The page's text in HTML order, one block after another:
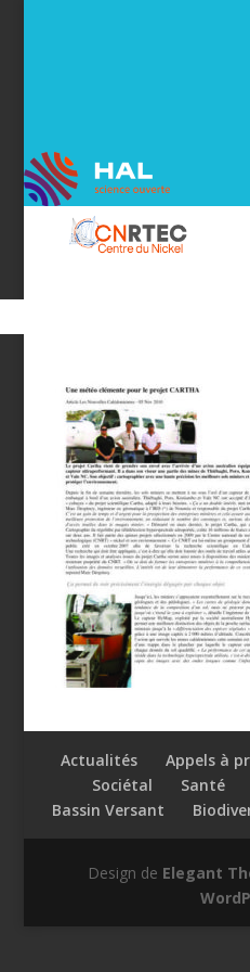
Actualités Appels à
Sociétal
Santé
Bassin Versant
Design de Elegant